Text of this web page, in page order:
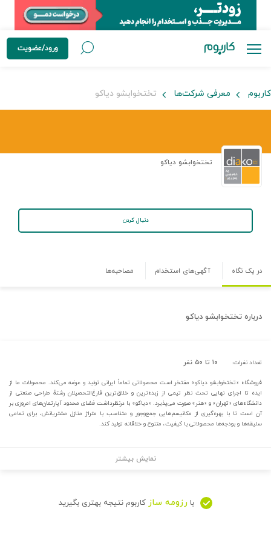
ورود/عضویت
کاربوم معرفی شرکت‌ها تختخوابشو دیاکو
تختخوابشو دیاکو
دنبال کردن
در یک نگاه آگهی‌های استخدام مصاحبه‌ها
درباره تختخوابشو دیاکو
تعداد نفرات: ۱۰ تا ۵۰ نفر
فروشگاه «تختخوابشو دیاکو» مفتخر است محصولاتی تماماً ایرانی تولید و عرضه می‌کند. محصولات ما از
ایده تا اجرای نهایی تحت نظر تیمی از زبده‌ترین و خلاق‌ترین فارغ‌التحصیلان رشتۀ طراحی صنعتی از
دانشگاه‌های «تهران» و «هنر» صورت می‌پذیرد. «دیاکو» با درنظرداشت فضای محدود آپارتمان‌های امروزی بر
آن است تا با بهره‌گیری از مکانیسم‌هایی جمع‌وجور و متناسب با متراژ منازل مشتریانش، برای تمامی
سلیقه‌ها و بودجه‌ها محصولاتی با کیفیت، متنوع و خلاقانه تولید کند.
نمایش بیشتر
با رزومه ساز کاربوم نتیجه بهتری بگیرید